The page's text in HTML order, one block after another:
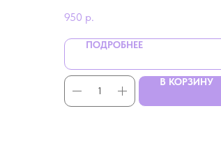
950 р.
ПОДРОБНЕЕ
В КОРЗИНУ